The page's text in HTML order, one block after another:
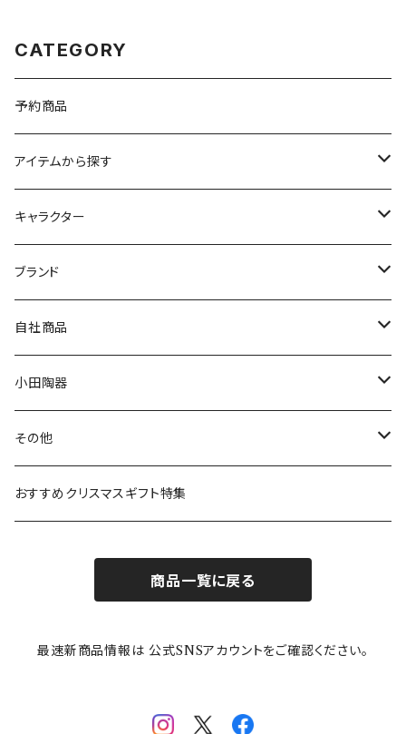
CATEGORY
予約商品
アイテムから探す
九谷焼
マグ＆カップ
プレート
ボウル
ガラスウェア
カトラリー
キャラクター
ムーミン
80th記念アイテム
リトルミイの日記念アイテム
MOOMIN ANIMATION
スヌーピー
ピーターラビット
ポケットモンスター
mofusand（モフサンド）
mofsand×日比谷花壇
ブランド
LA AMYS(エミーズ)
LISA LARSON(リサラーソン)
LAURA ASHLEY(ローラ アシュレイ)
Finlayson(フィンレイソン)
HANAE MORI(ハナエモリ)
THE BEATLES(ザ・ビートルズ)
自社商品
ねこ企画
Cecera(セセラ)
CELEC(セレック)
隅切り重箱
小田陶器
さざなみ
吉祥
メイメイウェア
SoSo(ソソ）
その他
リサイクル食器
おすすめクリスマスギフト特集
商品一覧に戻る
最速新商品情報は 公式SNSアカウントをご確認ください。